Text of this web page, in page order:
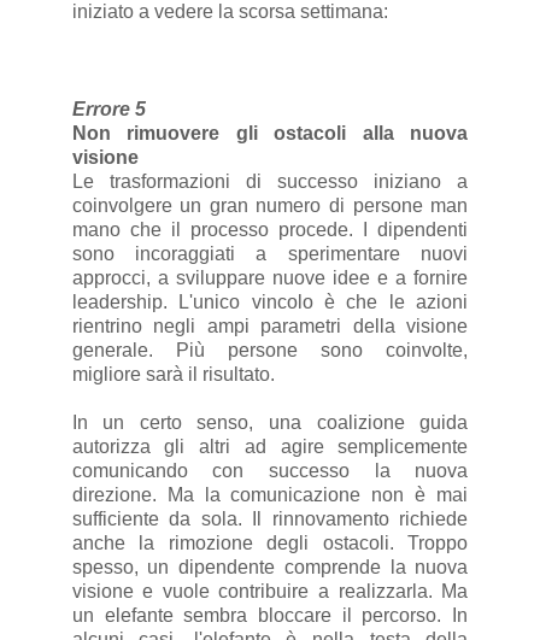
iniziato a vedere la scorsa settimana:
Errore 5
Non rimuovere gli ostacoli alla nuova
visione
Le trasformazioni di successo iniziano a
coinvolgere un gran numero di persone man
mano che il processo procede. I dipendenti
sono incoraggiati a sperimentare nuovi
approcci, a sviluppare nuove idee e a fornire
leadership. L'unico vincolo è che le azioni
rientrino negli ampi parametri della visione
generale. Più persone sono coinvolte,
migliore sarà il risultato.
In un certo senso, una coalizione guida
autorizza gli altri ad agire semplicemente
comunicando con successo la nuova
direzione. Ma la comunicazione non è mai
sufficiente da sola. Il rinnovamento richiede
anche la rimozione degli ostacoli. Troppo
spesso, un dipendente comprende la nuova
visione e vuole contribuire a realizzarla. Ma
un elefante sembra bloccare il percorso. In